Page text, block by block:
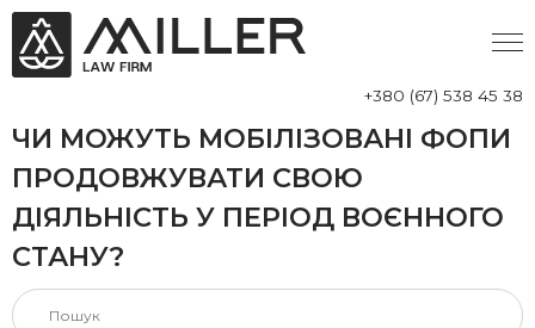
+380 (67) 538 45 38
ЧИ МОЖУТЬ МОБІЛІЗОВАНІ ФОПИ
ПРОДОВЖУВАТИ СВОЮ
ДІЯЛЬНІСТЬ У ПЕРІОД ВОЄННОГО
СТАНУ?